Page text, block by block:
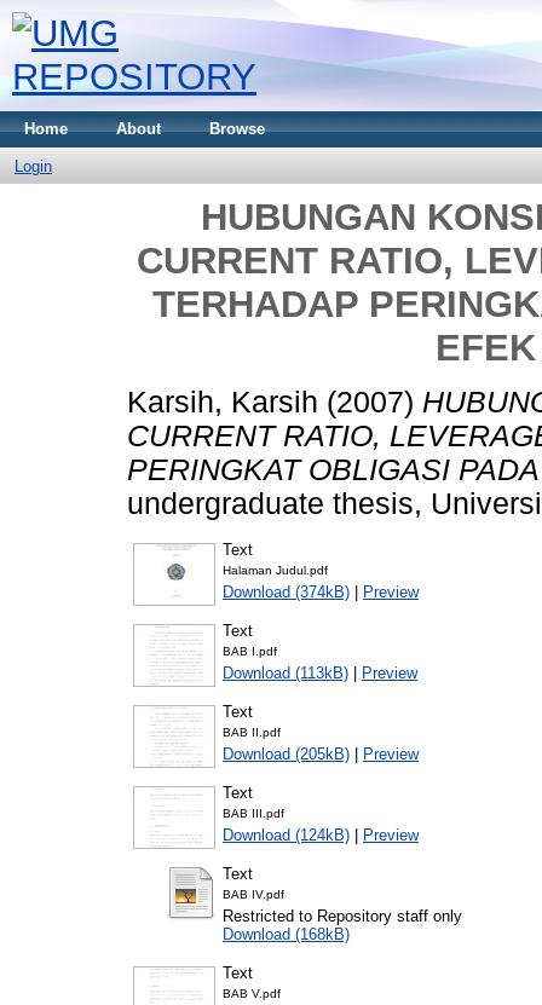
Home About Browse
Login
HUBUNGAN
CURRENT RATIO,
TERHADAP
Karsih, Karsih (2007)
CURRENT RATIO,
PERINGKAT OBLIGASI
undergraduate thesis,
Text
Halaman Judul.pdf
Download (374kB) | Preview
Text
BAB I.pdf
Download (113kB) | Preview
Text
BAB II.pdf
Download (205kB) | Preview
Text
BAB III.pdf
Download (124kB) | Preview
Text
BAB IV.pdf
Restricted to Repository staff only
Download (168kB)
Text
BAB V.pdf